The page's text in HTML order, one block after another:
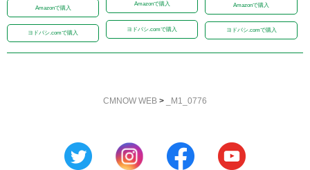
Amazonで購入
ヨドバシ.comで購入
Amazonで購入
ヨドバシ.comで購入
Amazonで購入
ヨドバシ.comで購入
CMNOW WEB > _M1_0776